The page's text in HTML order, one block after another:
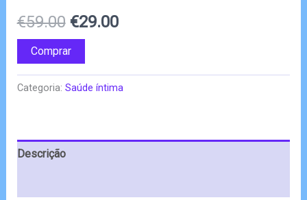
com4.89em
5 com base
em
classificações
de clientes
€59.00 O
preço
original
€29.00O
atual
Comprar
Categoria: Saúde íntima
Descrição